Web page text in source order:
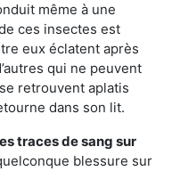
même à une
ces insectes est
eux éclatent après
qui ne peuvent
retrouvent aplatis
dans son lit.
traces de sang sur
blessure sur